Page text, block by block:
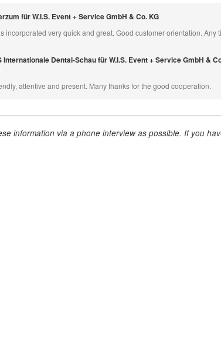
für W.I.S. Event + Service GmbH & Co. KG
incorporated very quick and great. Good customer orientation. Any
Internationale Dental-Schau für W.I.S. Event + Service GmbH &
attentive and present. Many thanks for the good cooperation.
information via a phone interview as possible. If you